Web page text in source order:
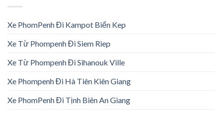
Xe PhomPenh Đi Kampot Biển Kep
Xe Từ Phompenh Đi Siem Riep
Xe Từ Phompenh Đi Sihanouk Ville
Xe Phompenh Đi Hà Tiên Kiên Giang
Xe PhomPenh Đi Tịnh Biên An Giang